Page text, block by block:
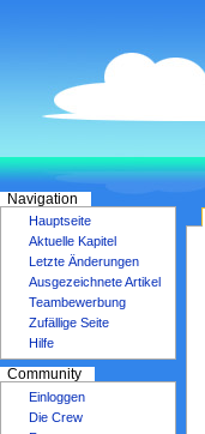
Navigation
Hauptseite
Aktuelle Kapitel
Letzte Änderungen
Ausgezeichnete Artikel
Teambewerbung
Zufällige Seite
Hilfe
Community
Einloggen